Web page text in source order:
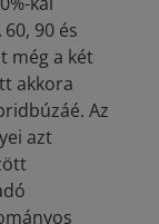
90 és
még a két
akkora
Az
azt